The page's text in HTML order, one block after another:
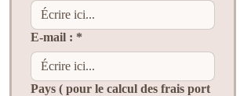
E‑mail : *
Pays ( pour le calcul des frais port